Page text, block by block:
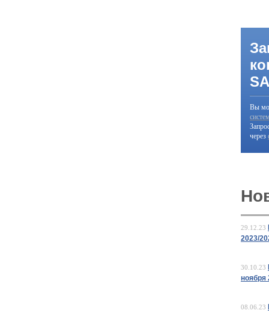
Вы
через
29.12.23
2023/
30.10.23
ноября
08.06.23